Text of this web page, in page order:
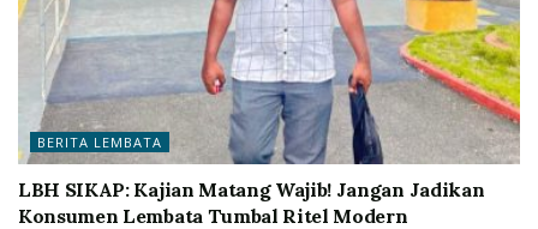
BERITA LEMBATA
LBH SIKAP: Kajian Matang Wajib! Jangan Jadikan
Konsumen Lembata Tumbal Ritel Modern